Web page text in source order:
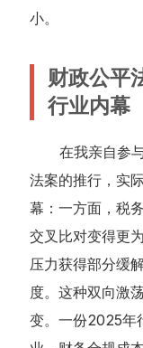
小。
财政公平
行业内幕
在我亲自参
法案的推行，实
幕：一方面，税
交叉比对变得更
压力获得部分缓
度。这种双向激
变。一份2025年